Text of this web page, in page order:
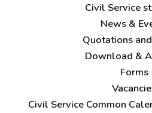
Civil Service
News &
Quotations
Download &
Forms
Civil Service Common